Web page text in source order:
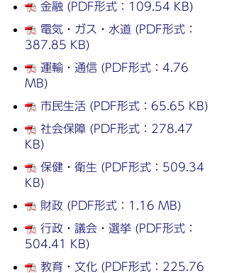
金融 (PDF形式：109.54 KB)
電気・ガス・水道 (PDF形式：
387.85 KB)
運輸・通信 (PDF形式：4.76
MB)
市民生活 (PDF形式：65.65 KB)
社会保障 (PDF形式：278.47
KB)
保健・衛生 (PDF形式：509.34
KB)
財政 (PDF形式：1.16 MB)
行政・議会・選挙 (PDF形式：
504.41 KB)
教育・文化 (PDF形式：225.76